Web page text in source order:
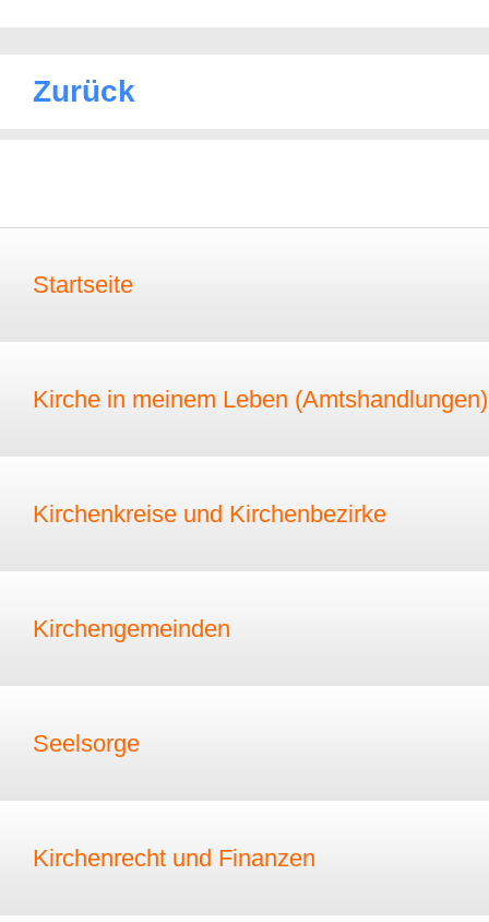
Zurück
Startseite
Kirche in meinem Leben (Amtshandlungen)
Kirchenkreise und Kirchenbezirke
Kirchengemeinden
Seelsorge
Kirchenrecht und Finanzen